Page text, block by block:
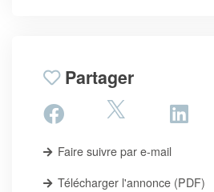
Partager
Faire suivre par e-mail
Télécharger l'annonce (PDF)